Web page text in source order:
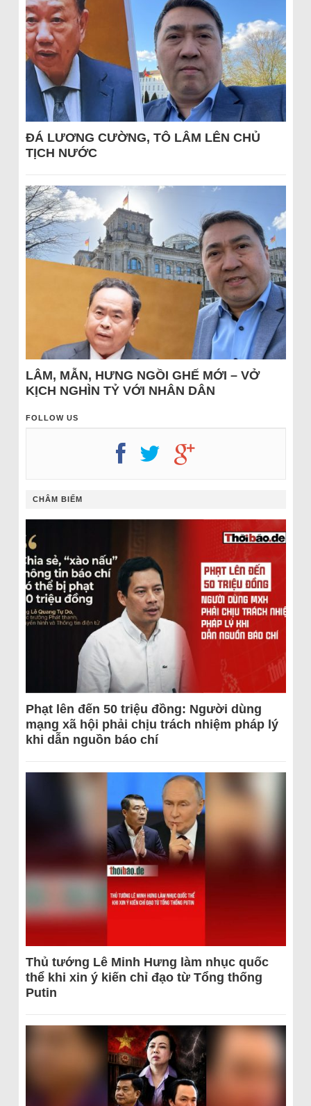
ĐÁ LƯƠNG CƯỜNG, TÔ LÂM LÊN CHỦ
TỊCH NƯỚC
LÂM, MẪN, HƯNG NGỒI GHẾ MỚI – VỞ
KỊCH NGHÌN TỶ VỚI NHÂN DÂN
FOLLOW US
CHÂM BIẾM
Phạt lên đến 50 triệu đồng: Người dùng
mạng xã hội phải chịu trách nhiệm pháp lý
khi dẫn nguồn báo chí
Thủ tướng Lê Minh Hưng làm nhục quốc
thể khi xin ý kiến chỉ đạo từ Tổng thống
Putin